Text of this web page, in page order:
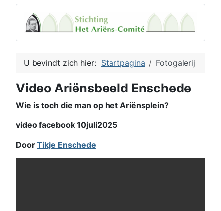
U bevindt zich hier: Startpagina Fotogalerij
Video Ariënsbeeld Enschede
Wie is toch die man op het Ariënsplein?
video facebook 10juli2025
Door Tikje Enschede